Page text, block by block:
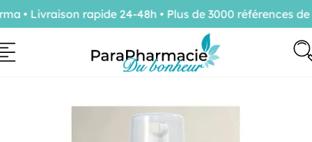
Livraison rapide 24-48h • Plus de 3000 références de